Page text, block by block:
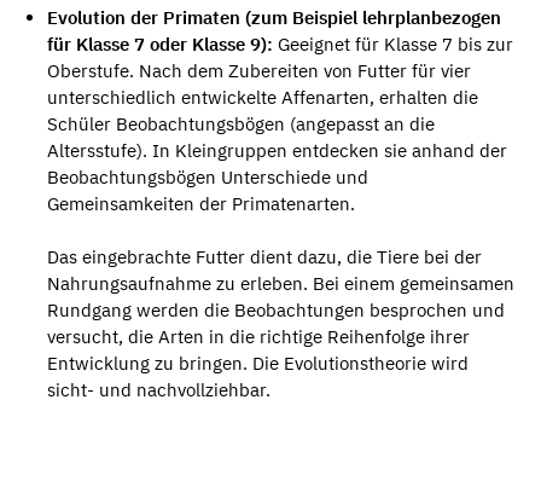
Evolution der Primaten (zum Beispiel lehrplanbezogen
für Klasse 7 oder Klasse 9): Geeignet für Klasse 7 bis zur
Oberstufe. Nach dem Zubereiten von Futter für vier
unterschiedlich entwickelte Affenarten, erhalten die
Schüler Beobachtungsbögen (angepasst an die
Altersstufe). In Kleingruppen entdecken sie anhand der
Beobachtungsbögen Unterschiede und
Gemeinsamkeiten der Primatenarten.
Das eingebrachte Futter dient dazu, die Tiere bei der
Nahrungsaufnahme zu erleben. Bei einem gemeinsamen
Rundgang werden die Beobachtungen besprochen und
versucht, die Arten in die richtige Reihenfolge ihrer
Entwicklung zu bringen. Die Evolutionstheorie wird
sicht- und nachvollziehbar.